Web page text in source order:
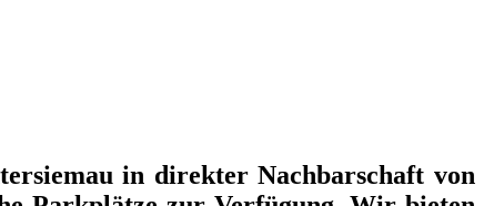
in direkter Nachbarschaft von